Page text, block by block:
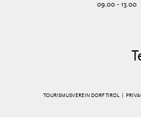
09.00 - 13.00
TOURISMUSVEREIN DORF TIROL |